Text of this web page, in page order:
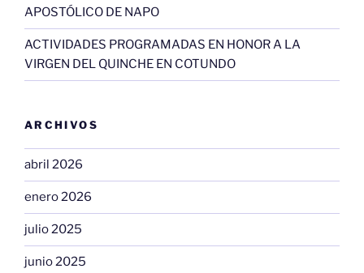
APOSTÓLICO DE NAPO
ACTIVIDADES PROGRAMADAS EN HONOR A LA
VIRGEN DEL QUINCHE EN COTUNDO
ARCHIVOS
abril 2026
enero 2026
julio 2025
junio 2025